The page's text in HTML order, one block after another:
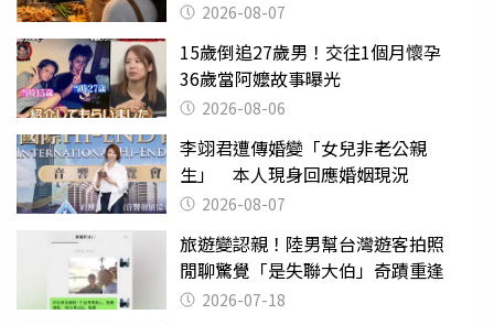
2026-08-07
15歲倒追27歲男！交往1個月懷孕
36歲當阿嬤故事曝光
2026-08-06
李翊君遭傳婚變「女兒非老公親
生」 本人現身回應婚姻現況
2026-08-07
旅遊變認親！陸男幫台灣遊客拍照
閒聊驚覺「是失聯大伯」奇蹟重逢
2026-07-18